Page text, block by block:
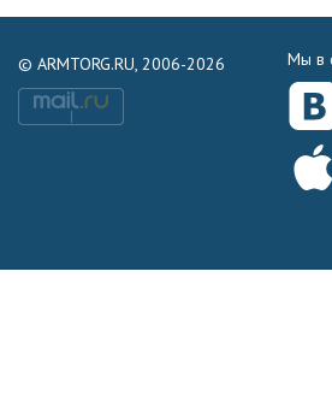
© ARMTORG.RU, 2006-2026 Мы в